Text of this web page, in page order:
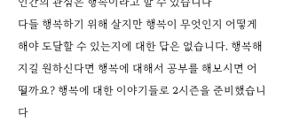
다들 행복하기 위해 살지만 행복이 무엇인지 어떻게
해야 도달할 수 있는지에 대한 답은 없습니다. 행복해
지길 원하신다면 행복에 대해서 공부를 해보시면 어
떨까요? 행복에 대한 이야기들로 2시즌을 준비했습니
다